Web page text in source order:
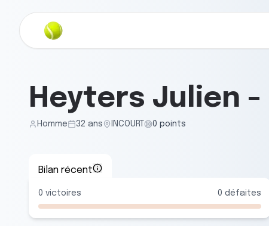
Heyters Julien -
Homme 32 ans INCOURT 0 points
Bilan récent
0 victoires 0 défaites